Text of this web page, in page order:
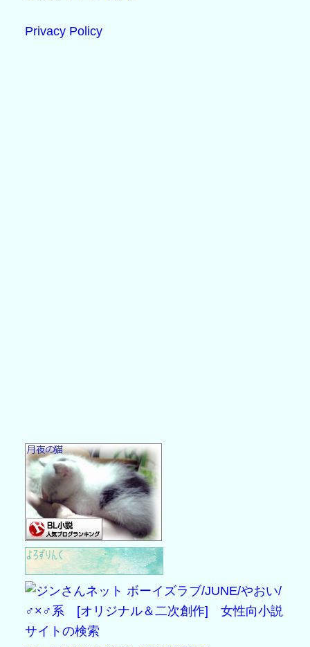
Privacy Policy